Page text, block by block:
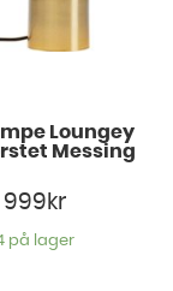
Loungey
Messing
999 kr
på lager